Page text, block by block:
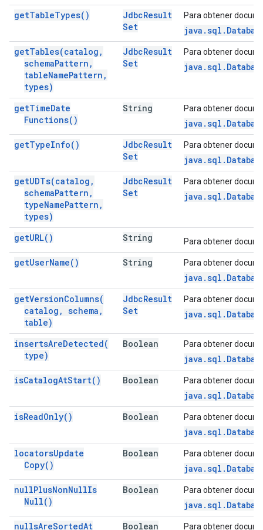
getTableTypes( ) JdbcResult
Set
Para obtener
getTables(catalog ,
schemaPattern ,
tableNamePattern ,
types)
JdbcResult
Set
Para obtener
getTimeDate
Functions( )
String Para obtener
getTypeInfo( ) JdbcResult
Set
Para obtener
getUDTs(catalog ,
schemaPattern ,
typeNamePattern ,
types)
JdbcResult
Set
Para obtener
getURL( ) String Para obtener
getUserName( ) String Para obtener
getVersionColumns(
catalog , schema ,
table)
JdbcResult
Set
Para obtener
insertsAreDetected(
type)
Boolean Para obtener
isCatalogAtStart( ) Boolean Para obtener
isReadOnly( ) Boolean Para obtener
locatorsUpdate
Copy( )
Boolean Para obtener
nullPlusNonNullIs
Null( )
Boolean Para obtener
nullsAreSortedAt Boolean Para obtener